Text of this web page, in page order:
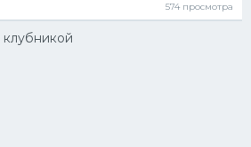
574 просмотра